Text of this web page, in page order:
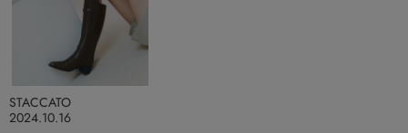
2024.10.16
STACCATO